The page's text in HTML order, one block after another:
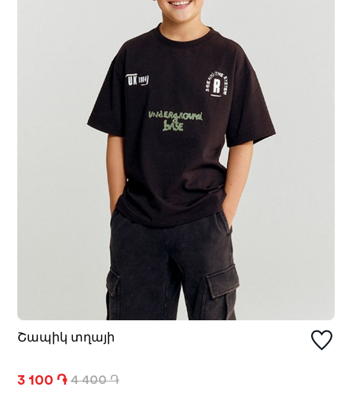
Շապիկ տղայի
3 100 ֏ 4 400 ֏